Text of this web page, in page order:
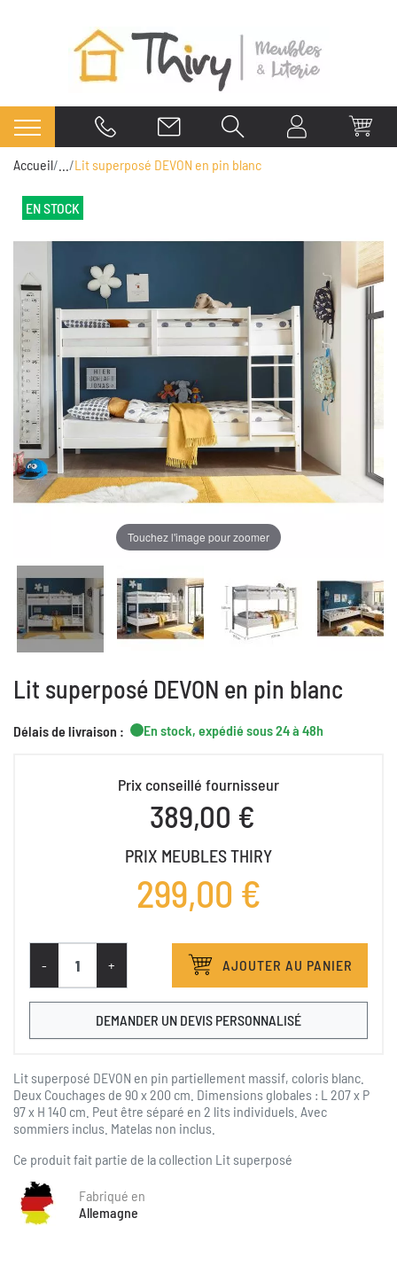
Accueil Lit superposé DEVON en pin blanc
EN STOCK
Touchez l'image pour zoomer
Lit superposé DEVON en pin blanc
Délais de livraison : En stock, expédié sous 24 à 48h
Prix conseillé fournisseur
389,00 €
PRIX MEUBLES THIRY
299,00 €
- + AJOUTER AU PANIER
DEMANDER UN DEVIS PERSONNALISÉ
Lit superposé DEVON en pin partiellement massif, coloris blanc.
Deux Couchages de 90 x 200 cm. Dimensions globales : L 207 x P
97 x H 140 cm. Peut être séparé en 2 lits individuels. Avec
sommiers inclus. Matelas non inclus.
Ce produit fait partie de la collection Lit superposé
Fabriqué en
Allemagne